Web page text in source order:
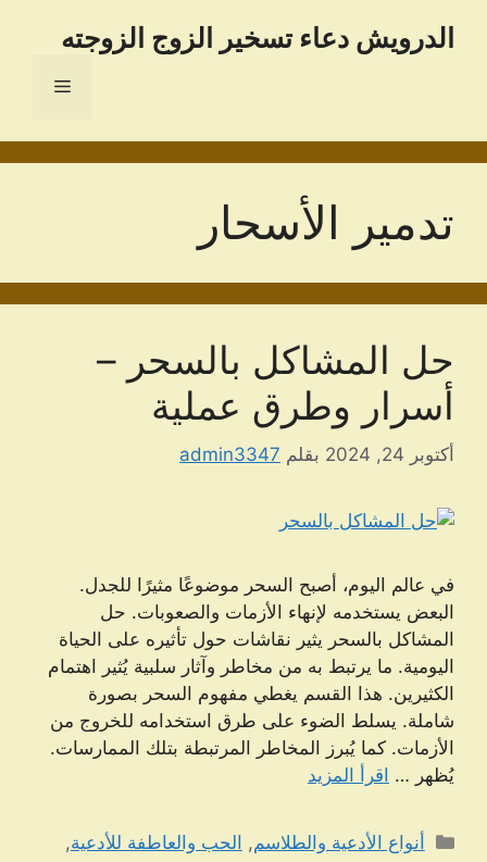
الدرویش دعاء تسخير الزوج الزوجته
القائمة
تدمير الأسحار
حل المشاكل بالسحر –
أسرار وطرق عملية
أكتوبر 24, 2024 بقلم admin3347
في عالم اليوم، أصبح السحر موضوعًا مثيرًا للجدل.
البعض يستخدمه لإنهاء الأزمات والصعوبات. حل
المشاكل بالسحر يثير نقاشات حول تأثيره على الحياة
اليومية. ما يرتبط به من مخاطر وآثار سلبية يُثير اهتمام
الكثيرين. هذا القسم يغطي مفهوم السحر بصورة
شاملة. يسلط الضوء على طرق استخدامه للخروج من
الأزمات. كما يُبرز المخاطر المرتبطة بتلك الممارسات.
يُظهر … اقرأ المزيد
التصنيفات
أنواع الأدعية والطلاسم, الحب والعاطفة للأدعية,